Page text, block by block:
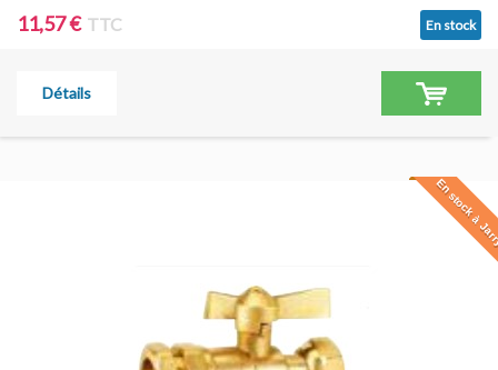
11,57 € TTC En stock
Détails
En stock à